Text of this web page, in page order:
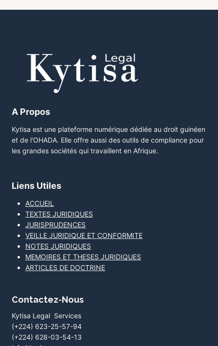
A Propos
Kytisa est une plateforme numérique dédiée au droit guinéen
et de l'OHADA. Elle offre aussi des outils de compliance pour
les grandes sociétés qui travaillent en Afrique.
Liens Utiles
ACCUEIL
TEXTES JURIDIQUES
JURISPRUDENCES
VEILLE JURIDIQUE ET CONFORMITE
NOTES JURIDIQUES
MEMOIRES ET THESES JURIDIQUES
ARTICLES DE DOCTRINE
Contactez-Nous
Kytisa Legal Services
(+224) 623-25-57-94
(+224) 628-03-54-13